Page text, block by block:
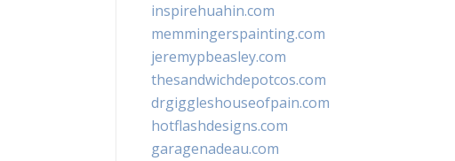
inspirehuahin.com
memmingerspainting.com
jeremypbeasley.com
thesandwichdepotcos.com
drgiggleshouseofpain.com
hotflashdesigns.com
garagenadeau.com